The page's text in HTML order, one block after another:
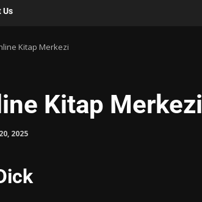
Us
Kitap Merkezi
Kitap Merkezi
2025